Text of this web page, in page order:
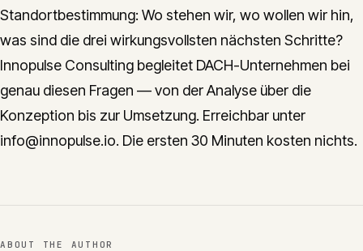
Standortbestimmung: Wo stehen wir, wo wollen wir hin,
was sind die drei wirkungsvollsten nächsten Schritte?
Innopulse Consulting begleitet DACH-Unternehmen bei
genau diesen Fragen — von der Analyse über die
Konzeption bis zur Umsetzung. Erreichbar unter
info@innopulse.io. Die ersten 30 Minuten kosten nichts.
ABOUT THE AUTHOR